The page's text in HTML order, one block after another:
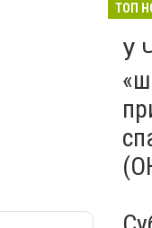
ТОП
У